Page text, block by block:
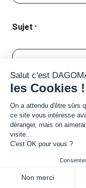
Sujet *
Description
Salut c'est
les Cookies !
On a attendu d'être sûrs
ce site vous intéresse
déranger, mais on
visite...
C'est OK pour vous ?
Non merci